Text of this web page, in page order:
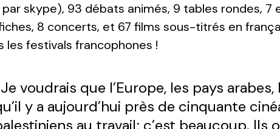
par skype), 93 débats animés, 9 tables rondes,
8 concerts, et 67 films sous-titrés en
les festivals francophones !
voudrais que l’Europe, les pays
y a aujourd’hui près de cinquante